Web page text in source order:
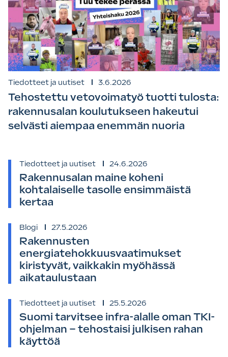
Tiedotteet ja uutiset 3.6.2026
Tehostettu vetovoimatyö tuotti tulosta:
rakennusalan koulutukseen hakeutui
selvästi aiempaa enemmän nuoria
Tiedotteet ja uutiset 24.6.2026
Rakennusalan maine koheni
kohtalaiselle tasolle ensimmäistä
kertaa
Blogi 27.5.2026
Rakennusten
energiatehokkuusvaatimukset
kiristyvät, vaikkakin myöhässä
aikataulustaan
Tiedotteet ja uutiset 25.5.2026
Suomi tarvitsee infra-alalle oman TKI-
ohjelman – tehostaisi julkisen rahan
käyttöä